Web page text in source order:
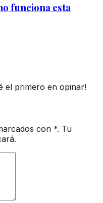
funciona esta
el primero en opinar!
con *. Tu